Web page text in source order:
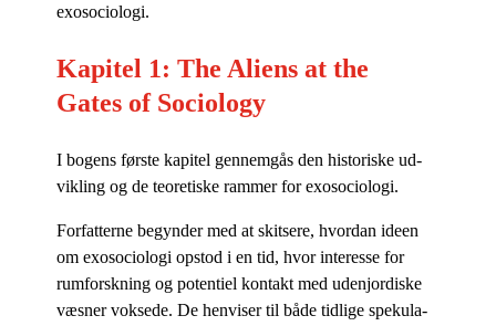
exosociologi.
Kapitel 1: The Aliens at the
Gates of Sociology
I bo­gens før­ste ka­pi­tel gen­nem­gås den hi­sto­ri­ske ud­
vik­ling og de te­o­re­ti­ske ram­mer for exosociologi.
For­fat­ter­ne be­gyn­der med at skit­se­re, hvor­dan ide­en
om exo­so­cio­lo­gi op­stod i en tid, hvor in­ter­es­se for
rum­forsk­ning og po­ten­ti­el kon­takt med udenjor­di­ske
væs­ner vok­se­de. De hen­vi­ser til både tid­li­ge spe­ku­la­